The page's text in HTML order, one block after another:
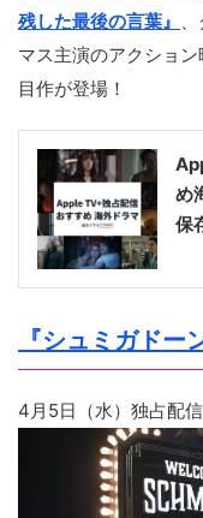
残した最後の言葉』
マス主演のアクション
目作が登場！
め
保
『シュミガドー
4月5日（水）独占配信